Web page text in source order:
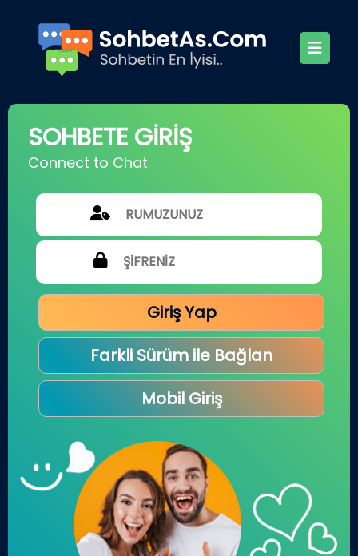
SOHBETE GİRİŞ
Connect to Chat
Giriş Yap
Farkli Sürüm ile Bağlan
Mobil Giriş